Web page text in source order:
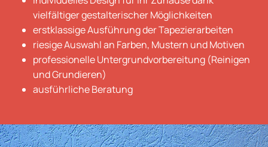
vielfältiger gestalterischer Möglichkeiten
erstklassige Ausführung der Tapezierarbeiten
riesige Auswahl an Farben, Mustern und Motiven
professionelle Untergrundvorbereitung (Reinigen
und Grundieren)
ausführliche Beratung